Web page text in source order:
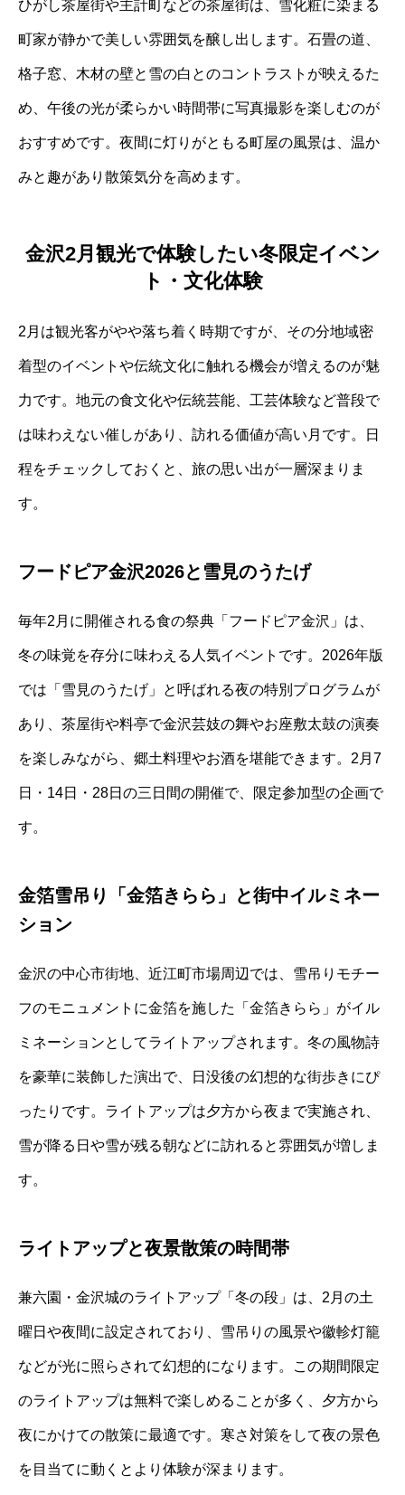
ひがし茶屋街や主計町などの茶屋街は、雪化粧に染まる
町家が静かで美しい雰囲気を醸し出します。石畳の道、
格子窓、木材の壁と雪の白とのコントラストが映えるた
め、午後の光が柔らかい時間帯に写真撮影を楽しむのが
おすすめです。夜間に灯りがともる町屋の風景は、温か
みと趣があり散策気分を高めます。
金沢2月観光で体験したい冬限定イベン
ト・文化体験
2月は観光客がやや落ち着く時期ですが、その分地域密
着型のイベントや伝統文化に触れる機会が増えるのが魅
力です。地元の食文化や伝統芸能、工芸体験など普段で
は味わえない催しがあり、訪れる価値が高い月です。日
程をチェックしておくと、旅の思い出が一層深まりま
す。
フードピア金沢2026と雪見のうたげ
毎年2月に開催される食の祭典「フードピア金沢」は、
冬の味覚を存分に味わえる人気イベントです。2026年版
では「雪見のうたげ」と呼ばれる夜の特別プログラムが
あり、茶屋街や料亭で金沢芸妓の舞やお座敷太鼓の演奏
を楽しみながら、郷土料理やお酒を堪能できます。2月7
日・14日・28日の三日間の開催で、限定参加型の企画で
す。
金箔雪吊り「金箔きらら」と街中イルミネー
ション
金沢の中心市街地、近江町市場周辺では、雪吊りモチー
フのモニュメントに金箔を施した「金箔きらら」がイル
ミネーションとしてライトアップされます。冬の風物詩
を豪華に装飾した演出で、日没後の幻想的な街歩きにぴ
ったりです。ライトアップは夕方から夜まで実施され、
雪が降る日や雪が残る朝などに訪れると雰囲気が増しま
す。
ライトアップと夜景散策の時間帯
兼六園・金沢城のライトアップ「冬の段」は、2月の土
曜日や夜間に設定されており、雪吊りの風景や徽軫灯籠
などが光に照らされて幻想的になります。この期間限定
のライトアップは無料で楽しめることが多く、夕方から
夜にかけての散策に最適です。寒さ対策をして夜の景色
を目当てに動くとより体験が深まります。